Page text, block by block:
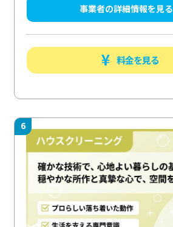
事業者の詳細情報を見る
料金を見る
6